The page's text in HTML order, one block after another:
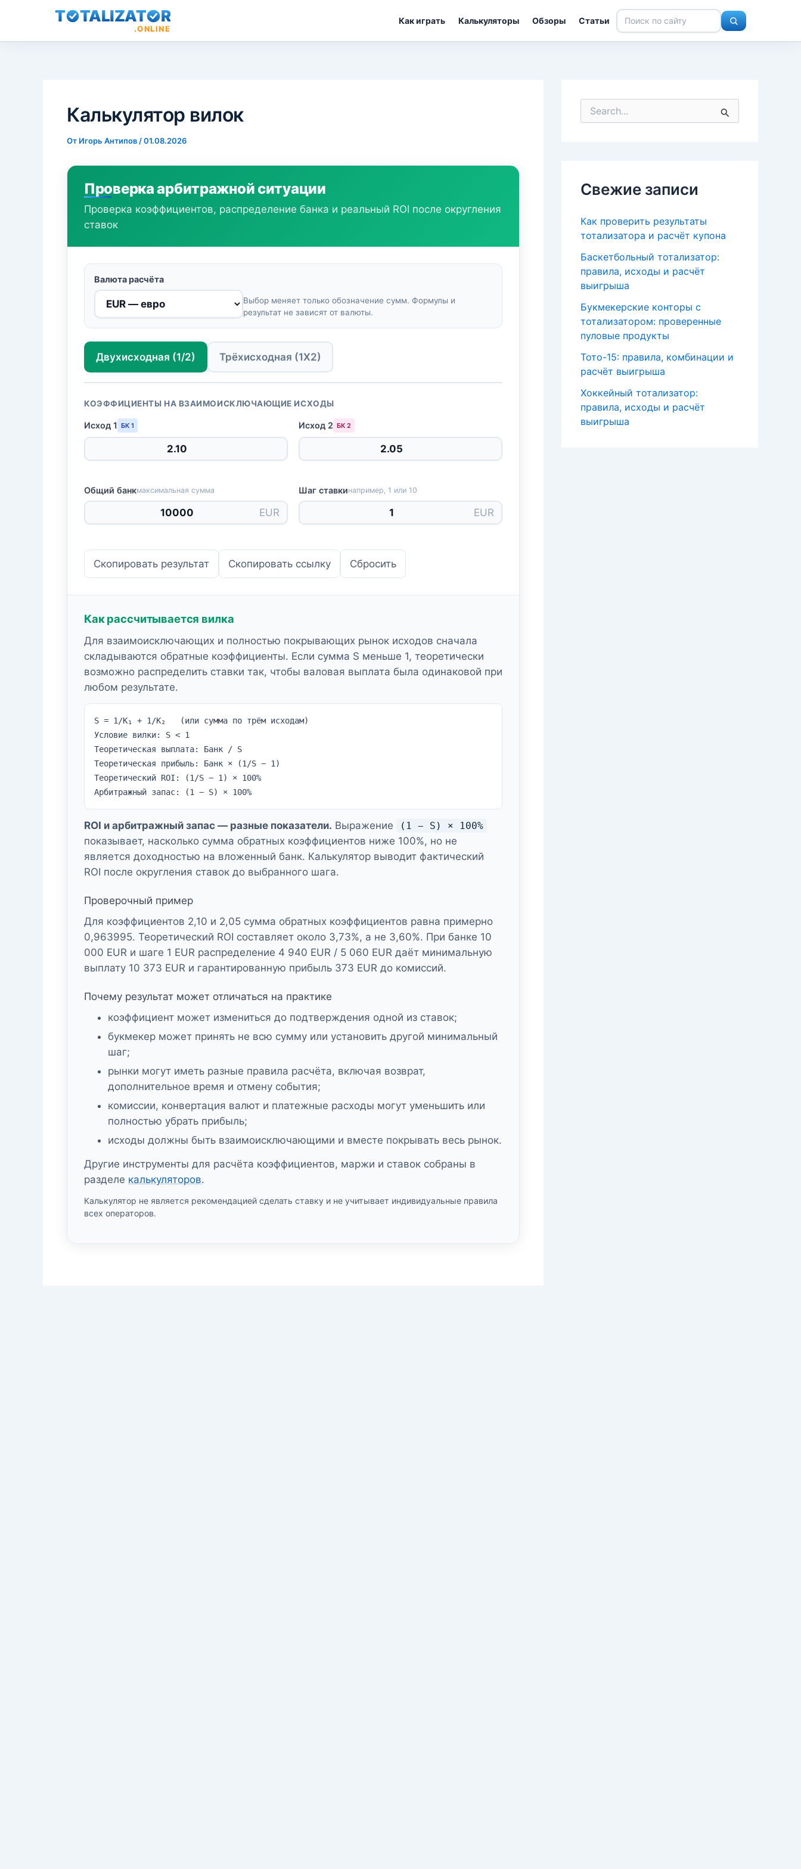
T TALIZAT R
.ONLINE
Как играть Калькуляторы Обзоры Статьи
Калькулятор вилок
От Игорь Антипов /01.08.2026
Проверка арбитражной ситуации
Проверка коэффициентов, распределение банка и реальный ROI после округления
ставок
Валюта расчёта
Выбор меняет только обозначение сумм. Формулы и
результат не зависят от валюты.
Двухисходная (1/2) Трёхисходная (1X2)
КОЭФФИЦИЕНТЫ НА ВЗАИМОИСКЛЮЧАЮЩИЕ ИСХОДЫ
Исход 1 БК 1 Исход 2 БК 2
Общий банкмаксимальная сумма
EUR
Шаг ставкинапример, 1 или 10
EUR
Скопировать результат Скопировать ссылку Сбросить
Как рассчитывается вилка
Для взаимоисключающих и полностью покрывающих рынок исходов сначала
складываются обратные коэффициенты. Если сумма S меньше 1, теоретически
возможно распределить ставки так, чтобы валовая выплата была одинаковой при
любом результате.
S = 1/К₁ + 1/К₂ (или сумма по трём исходам)
Условие вилки: S < 1
Теоретическая выплата: Банк / S
Теоретическая прибыль: Банк × (1/S − 1)
Теоретический ROI: (1/S − 1) × 100%
Арбитражный запас: (1 − S) × 100%
ROI и арбитражный запас — разные показатели. Выражение (1 − S) × 100%
показывает, насколько сумма обратных коэффициентов ниже 100%, но не
является доходностью на вложенный банк. Калькулятор выводит фактический
ROI после округления ставок до выбранного шага.
Проверочный пример
Для коэффициентов 2,10 и 2,05 сумма обратных коэффициентов равна примерно
0,963995. Теоретический ROI составляет около 3,73%, а не 3,60%. При банке 10
000 EUR и шаге 1 EUR распределение 4 940 EUR / 5 060 EUR даёт минимальную
выплату 10 373 EUR и гарантированную прибыль 373 EUR до комиссий.
Почему результат может отличаться на практике
коэффициент может измениться до подтверждения одной из ставок;
букмекер может принять не всю сумму или установить другой минимальный
шаг;
рынки могут иметь разные правила расчёта, включая возврат,
дополнительное время и отмену события;
комиссии, конвертация валют и платежные расходы могут уменьшить или
полностью убрать прибыль;
исходы должны быть взаимоисключающими и вместе покрывать весь рынок.
Другие инструменты для расчёта коэффициентов, маржи и ставок собраны в
разделе калькуляторов.
Калькулятор не является рекомендацией сделать ставку и не учитывает индивидуальные правила
всех операторов.
Свежие записи
Как проверить результаты
тотализатора и расчёт купона
Баскетбольный тотализатор:
правила, исходы и расчёт
выигрыша
Букмекерские конторы с
тотализатором: проверенные
пуловые продукты
Тото-15: правила, комбинации и
расчёт выигрыша
Хоккейный тотализатор:
правила, исходы и расчёт
выигрыша